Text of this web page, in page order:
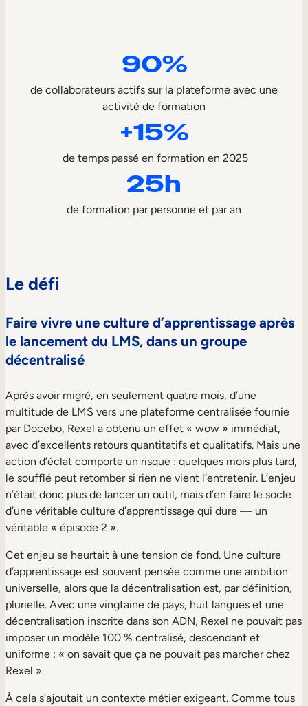
90%
de collaborateurs actifs sur la plateforme avec une
activité de formation
+15%
de temps passé en formation en 2025
25h
de formation par personne et par an
Le défi
Faire vivre une culture d’apprentissage après
le lancement du LMS, dans un groupe
décentralisé
Après avoir migré, en seulement quatre mois, d’une
multitude de LMS vers une plateforme centralisée fournie
par Docebo, Rexel a obtenu un effet « wow » immédiat,
avec d’excellents retours quantitatifs et qualitatifs. Mais une
action d’éclat comporte un risque : quelques mois plus tard,
le soufflé peut retomber si rien ne vient l’entretenir. L’enjeu
n’était donc plus de lancer un outil, mais d’en faire le socle
d’une véritable culture d’apprentissage qui dure — un
véritable « épisode 2 ».
Cet enjeu se heurtait à une tension de fond. Une culture
d’apprentissage est souvent pensée comme une ambition
universelle, alors que la décentralisation est, par définition,
plurielle. Avec une vingtaine de pays, huit langues et une
décentralisation inscrite dans son ADN, Rexel ne pouvait pas
imposer un modèle 100 % centralisé, descendant et
uniforme : « on savait que ça ne pouvait pas marcher chez
Rexel ».
À cela s’ajoutait un contexte métier exigeant. Comme tous